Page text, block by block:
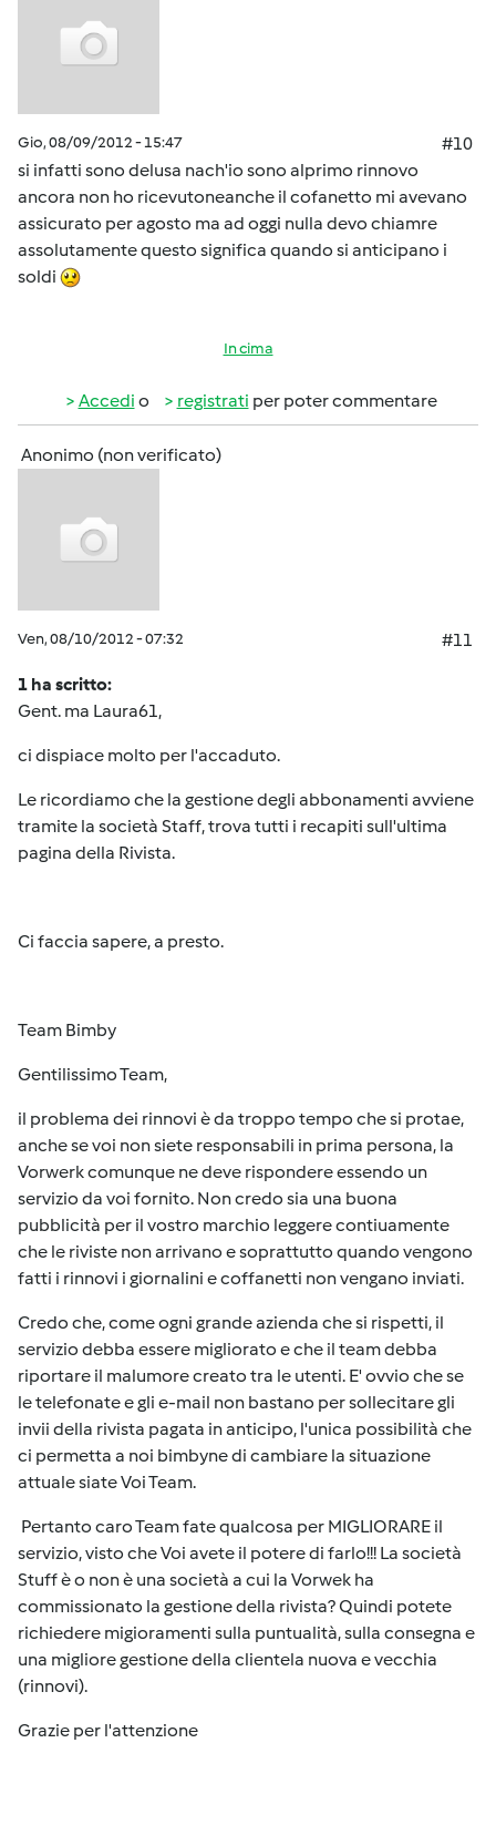
Gio, 08/09/2012 - 15:47
#10
si infatti sono delusa nach'io sono alprimo rinnovo
ancora non ho ricevutoneanche il cofanetto mi avevano
assicurato per agosto ma ad oggi nulla devo chiamre
assolutamente questo significa quando si anticipano i
soldi
In cima
Accedi o registrati per poter commentare
Anonimo (non verificato)
Ven, 08/10/2012 - 07:32 #11
1 ha scritto:
Gent. ma Laura61,
ci dispiace molto per l'accaduto.
Le ricordiamo che la gestione degli abbonamenti avviene
tramite la società Staff, trova tutti i recapiti sull'ultima
pagina della Rivista.
Ci faccia sapere, a presto.
Team Bimby
Gentilissimo Team,
il problema dei rinnovi è da troppo tempo che si protae,
anche se voi non siete responsabili in prima persona, la
Vorwerk comunque ne deve rispondere essendo un
servizio da voi fornito. Non credo sia una buona
pubblicità per il vostro marchio leggere contiuamente
che le riviste non arrivano e soprattutto quando vengono
fatti i rinnovi i giornalini e coffanetti non vengano inviati.
Credo che, come ogni grande azienda che si rispetti, il
servizio debba essere migliorato e che il team debba
riportare il malumore creato tra le utenti. E' ovvio che se
le telefonate e gli e-mail non bastano per sollecitare gli
invii della rivista pagata in anticipo, l'unica possibilità che
ci permetta a noi bimbyne di cambiare la situazione
attuale siate Voi Team.
Pertanto caro Team fate qualcosa per MIGLIORARE il
servizio, visto che Voi avete il potere di farlo!!! La società
Stuff è o non è una società a cui la Vorwek ha
commissionato la gestione della rivista? Quindi potete
richiedere migioramenti sulla puntualità, sulla consegna e
una migliore gestione della clientela nuova e vecchia
(rinnovi).
Grazie per l'attenzione